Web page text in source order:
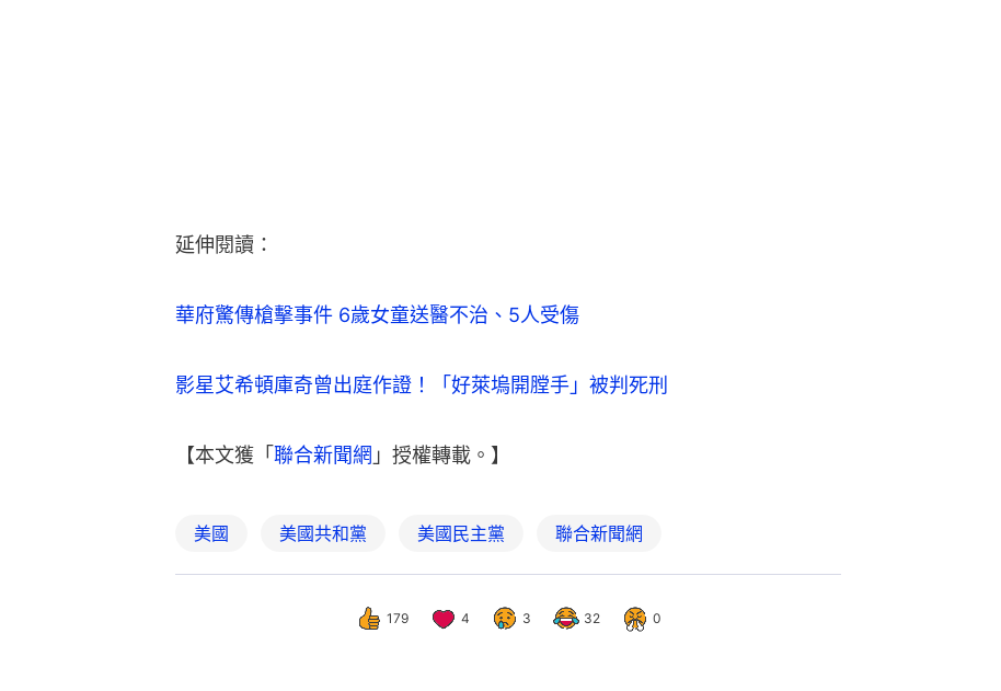
延伸閱讀：
華府驚傳槍擊事件 6歲女童送醫不治、5人受傷
影星艾希頓庫奇曾出庭作證！「好萊塢開膛手」被判死刑
【本文獲「 聯合新聞網 」授權轉載。】
美國 美國共和黨 美國民主黨 聯合新聞網
179 4 3 32 0